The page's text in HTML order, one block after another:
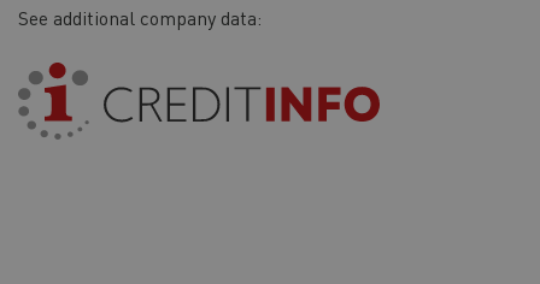
See additional company data: